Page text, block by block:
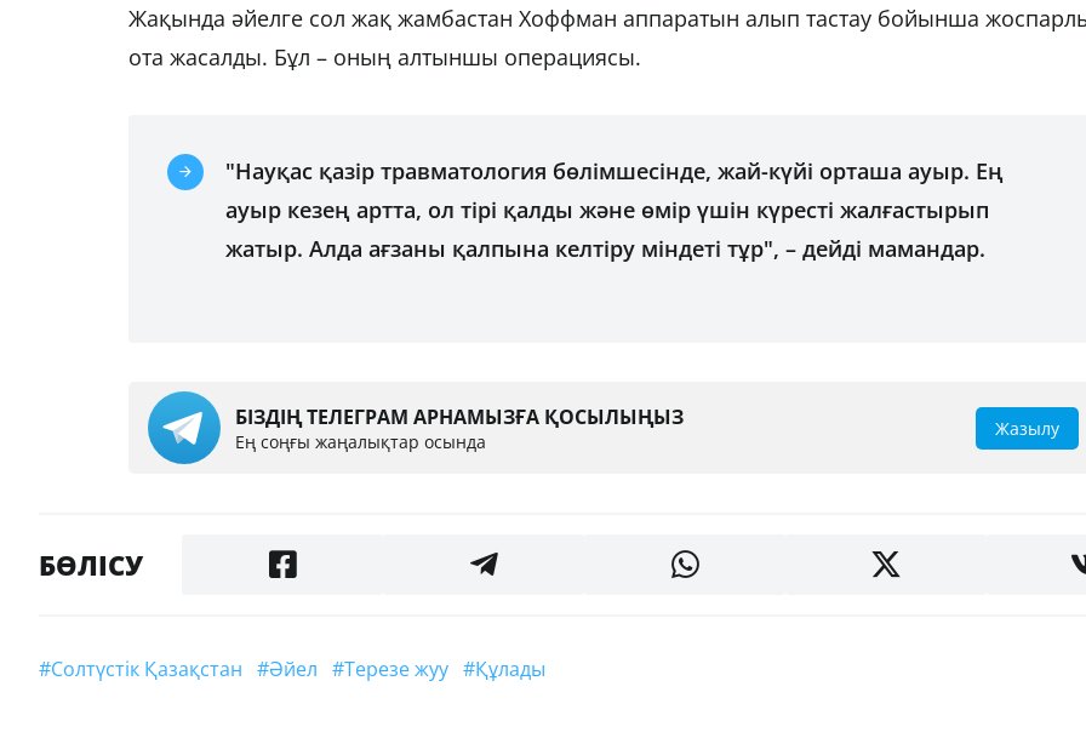
Жақында әйелге сол жақ жамбастан Хоффман аппаратын алып тастау бойынша
ота жасалды. Бұл – оның алтыншы операциясы.
"Науқас қазір травматология бөлімшесінде, жай-күйі орташа ауыр. Ең
ауыр кезең артта, ол тірі қалды және өмір үшін күресті жалғастырып
жатыр. Алда ағзаны қалпына келтіру міндеті тұр", – дейді мамандар.
БІЗДІҢ ТЕЛЕГРАМ АРНАМЫЗҒА ҚОСЫЛЫҢЫЗ
Ең соңғы жаңалықтар осында
Жазылу
БӨЛІСУ
#Солтүстік Қазақстан #әйел #терезе жуу #құлады